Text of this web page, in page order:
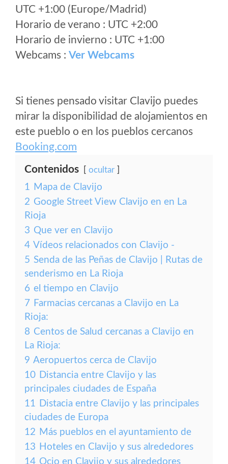
UTC +1:00 (Europe/Madrid)
Horario de verano : UTC +2:00
Horario de invierno : UTC +1:00
Webcams : Ver Webcams
Si tienes pensado visitar Clavijo puedes
mirar la disponibilidad de alojamientos en
este pueblo o en los pueblos cercanos
Booking.com
Contenidos ocultar
1 Mapa de Clavijo
2 Google Street View Clavijo en en La
Rioja
3 Que ver en Clavijo
4 Vídeos relacionados con Clavijo -
5 Senda de las Peñas de Clavijo | Rutas de
senderismo en La Rioja
6 el tiempo en Clavijo
7 Farmacias cercanas a Clavijo en La
Rioja:
8 Centos de Salud cercanas a Clavijo en
La Rioja:
9 Aeropuertos cerca de Clavijo
10 Distancia entre Clavijo y las
principales ciudades de España
11 Distacia entre Clavijo y las principales
ciudades de Europa
12 Más pueblos en el ayuntamiento de
13 Hoteles en Clavijo y sus alrededores
14 Ocio en Clavijo y sus alrededores